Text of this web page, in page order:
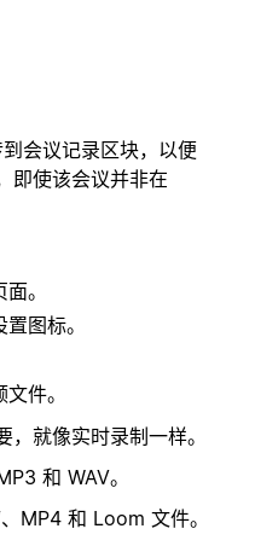
会议记录区块，以便
即使该会议并非在
。
图标。
件。
就像实时录制一样。
和 WAV。
MP4 和 Loom 文件。